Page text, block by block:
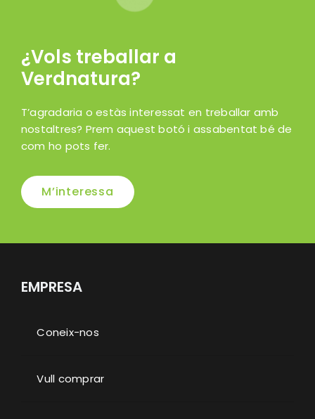
¿Vols treballar a
Verdnatura?
T’agradaria o estàs interessat en treballar amb
nostaltres? Prem aquest botó i assabentat bé de
com ho pots fer.
M’interessa
EMPRESA
Coneix-nos
Vull comprar